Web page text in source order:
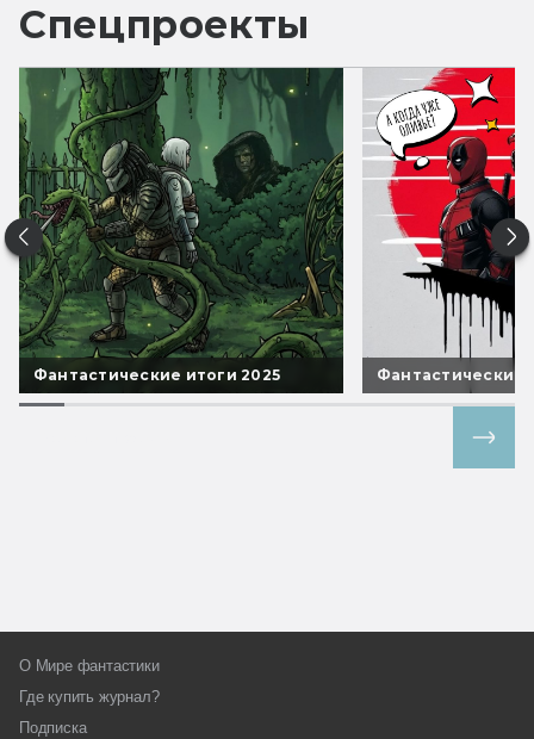
Спецпроекты
Фантастические итоги 2025 Фантастические
О Мире фантастики
Где купить журнал?
Подписка